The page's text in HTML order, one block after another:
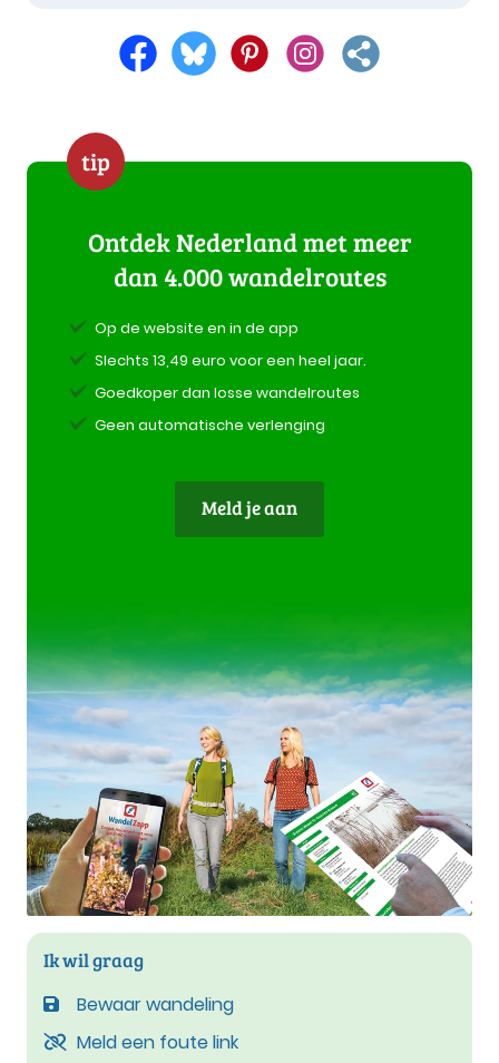
tip
Ontdek Nederland met meer
dan 4.000 wandelroutes
Op de website en in de app
Slechts 13,49 euro voor een heel jaar.
Goedkoper dan losse wandelroutes
Geen automatische verlenging
Meld je aan
Ik wil graag
Bewaar wandeling
Meld een foute link